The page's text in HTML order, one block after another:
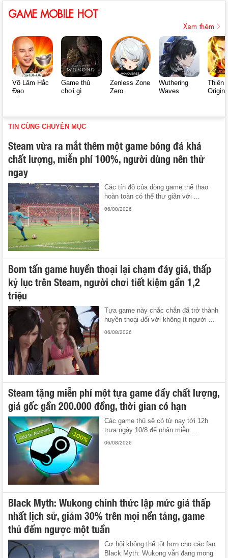
GAME MOBILE HOT
Xem thêm
Võ Lâm Hắc
Đạo
Game thủ
chơi gì
Zenless Zone
Zero
Wuthering
Waves
Thiên
Origin
TIN CÙNG CHUYÊN MỤC
Steam vừa ra mắt thêm một game bóng đá khá
chất lượng, miễn phí 100%, người dùng nên thử
ngay
Các tín đồ của dòng game thể thao
hoàn toàn có thể thư giãn với ...
06/08/2026
Bom tấn game huyền thoại lại chạm đáy giá, thấp
kỷ lục trên Steam, người chơi tiết kiệm gần 1,2
triệu
Tựa game này chắc chắn đã trở thành
huyền thoại đối với không ít người ...
06/08/2026
Steam tặng miễn phí một tựa game đầy chất lượng,
giá gốc gần 200.000 đồng, thời gian có hạn
Các game thủ sẽ có từ nay tới 12h
trưa ngày 10/8 để nhận miễn ...
06/08/2026
Black Myth: Wukong chính thức lập mức giá thấp
nhất lịch sử, giảm 30% trên mọi nền tảng, game
thủ đếm ngược một tuần
Cơ hội không thể tốt hơn cho các fan
Black Myth: Wukong vẫn đang mong